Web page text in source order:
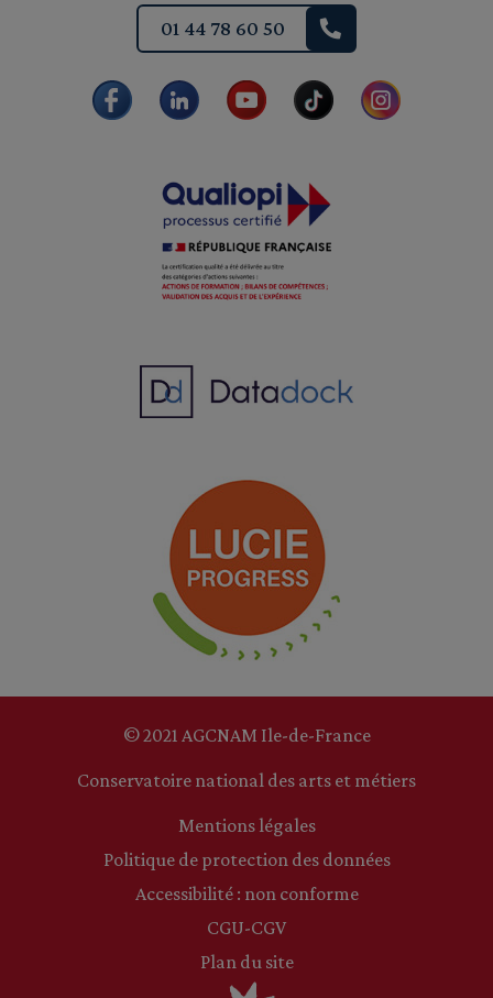
01 44 78 60 50
© 2021 AGCNAM Ile-de-France
Conservatoire national des arts et métiers
Mentions légales
Politique de protection des données
Accessibilité : non conforme
CGU-CGV
Plan du site